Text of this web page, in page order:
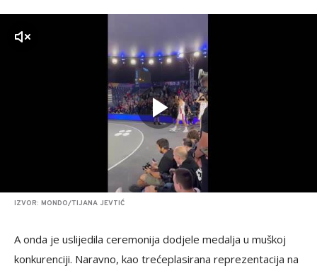
IZVOR: MONDO/TIJANA JEVTIĆ
A onda je uslijedila ceremonija dodjele medalja u muškoj
konkurenciji. Naravno, kao trećeplasirana reprezentacija na